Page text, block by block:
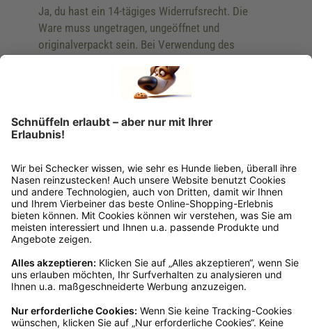
Ja, du hast ein 14-tägiges Widerrufsrecht. Die
Ware muss ungetragen, ungeöffnet und
originalverpackt sein. Bei Verwendung des
Rücksendung?
Bitte fülle das Rücksendeformular aus. Dieses
findest du online. Verpacke die Artikel
anschließend sicher und klebe das
Rücksendeetikett auf das Paket. Dieses kannst du
dir in deinem Kundenkonto anfordern. Hast du als
verkauf@schecker.de oder rufe zu unseren
Servicezeiten an, dann lassen wir dir ein